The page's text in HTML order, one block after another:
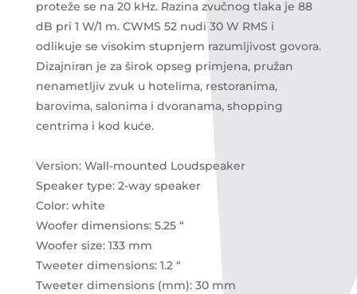
proteže se na 20 kHz. Razina zvučnog tlaka je 88
dB pri 1 W/1 m. CWMS 52 nudi 30 W RMS i
odlikuje se visokim stupnjem razumljivost govora.
Dizajniran je za širok opseg primjena, pružan
nenametljiv zvuk u hotelima, restoranima,
barovima, salonima i dvoranama, shopping
centrima i kod kuće.
Version: Wall-mounted Loudspeaker
Speaker type: 2-way speaker
Color: white
Woofer dimensions: 5.25 “
Woofer size: 133 mm
Tweeter dimensions: 1.2 “
Tweeter dimensions (mm): 30 mm